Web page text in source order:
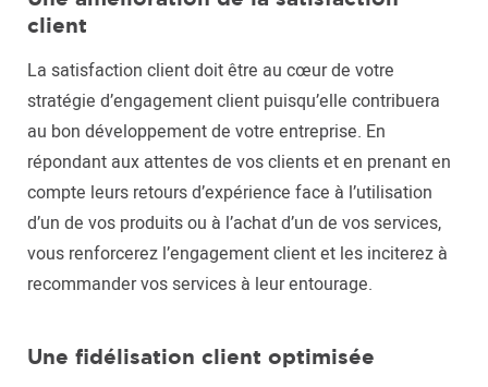
client
La satisfaction client doit être au cœur de votre
stratégie d’engagement client puisqu’elle contribuera
au bon développement de votre entreprise. En
répondant aux attentes de vos clients et en prenant en
compte leurs retours d’expérience face à l’utilisation
d’un de vos produits ou à l’achat d’un de vos services,
vous renforcerez l’engagement client et les inciterez à
recommander vos services à leur entourage.
Une fidélisation client optimisée